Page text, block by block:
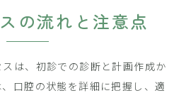
の流れと注意点
は、初診での診断と計画作成か
口腔の状態を詳細に把握し、適